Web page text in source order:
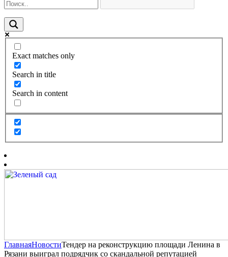
Exact matches only
Search in title
Search in content
ГлавнаяНовостиТендер на реконструкцию площади Ленина в
Рязани выиграл подрядчик со скандальной репутацией